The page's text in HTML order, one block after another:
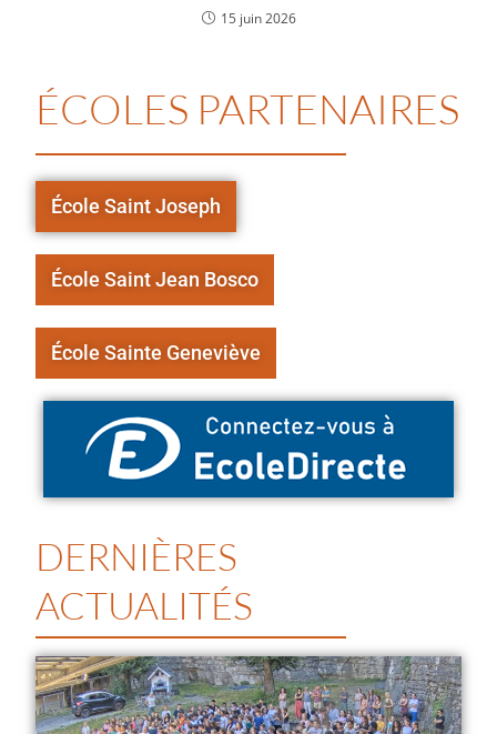
15 juin 2026
ÉCOLES PARTENAIRES
École Saint Joseph
École Saint Jean Bosco
École Sainte Geneviève
DERNIÈRES
ACTUALITÉS